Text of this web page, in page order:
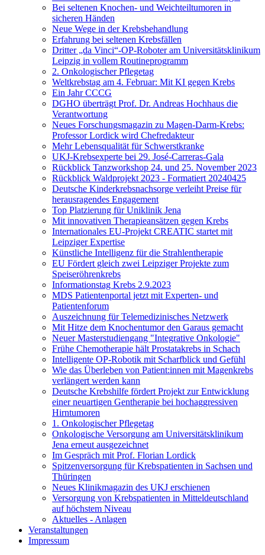
Bei seltenen Knochen- und Weichteiltumoren in
sicheren Händen
Neue Wege in der Krebsbehandlung
Erfahrung bei seltenen Krebsfällen
Dritter „da Vinci“-OP-Roboter am Universitätsklinikum
Leipzig in vollem Routineprogramm
2. Onkologischer Pflegetag
Weltkrebstag am 4. Februar: Mit KI gegen Krebs
Ein Jahr CCCG
DGHO überträgt Prof. Dr. Andreas Hochhaus die
Verantwortung
Neues Forschungsmagazin zu Magen-Darm-Krebs:
Professor Lordick wird Chefredakteur
Mehr Lebensqualität für Schwerstkranke
UKJ-Krebsexperte bei 29. José-Carreras-Gala
Rückblick Tanzworkshop 24. und 25. November 2023
Rückblick Waldprojekt 2023 - Formatiert 20240425
Deutsche Kinderkrebsnachsorge verleiht Preise für
herausragendes Engagement
Top Platzierung für Uniklinik Jena
Mit innovativen Therapieansätzen gegen Krebs
Internationales EU-Projekt CREATIC startet mit
Leipziger Expertise
Künstliche Intelligenz für die Strahlentherapie
EU Fördert gleich zwei Leipziger Projekte zum
Speiseröhrenkrebs
Informationstag Krebs 2.9.2023
MDS Patientenportal jetzt mit Experten- und
Patientenforum
Auszeichnung für Telemedizinisches Netzwerk
Mit Hitze dem Knochentumor den Garaus gemacht
Neuer Masterstudiengang "Integrative Onkologie"
Frühe Chemotherapie hält Prostatakrebs in Schach
Intelligente OP-Robotik mit Scharfblick und Gefühl
Wie das Überleben von Patient:innen mit Magenkrebs
verlängert werden kann
Deutsche Krebshilfe fördert Projekt zur Entwicklung
einer neuartigen Gentherapie bei hochaggressiven
Hirntumoren
1. Onkologischer Pflegetag
Onkologische Versorgung am Universitätsklinikum
Jena erneut ausgezeichnet
Im Gespräch mit Prof. Florian Lordick
Spitzenversorgung für Krebspatienten in Sachsen und
Thüringen
Neues Klinikmagazin des UKJ erschienen
Versorgung von Krebspatienten in Mitteldeutschland
auf höchstem Niveau
Aktuelles - Anlagen
Veranstaltungen
Impressum